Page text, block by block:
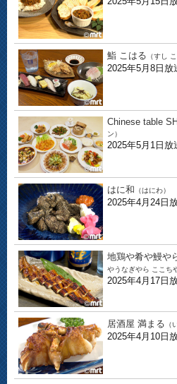
鮨 こはる （すし
2025年5月8日放
Chinese table
ン）
2025年5月1日放
はに和 （はにわ）
2025年4月24日
地鶏や肴や鰻や
やうなぎやら ここち
2025年4月17日
居酒屋 満まる （
2025年4月10日